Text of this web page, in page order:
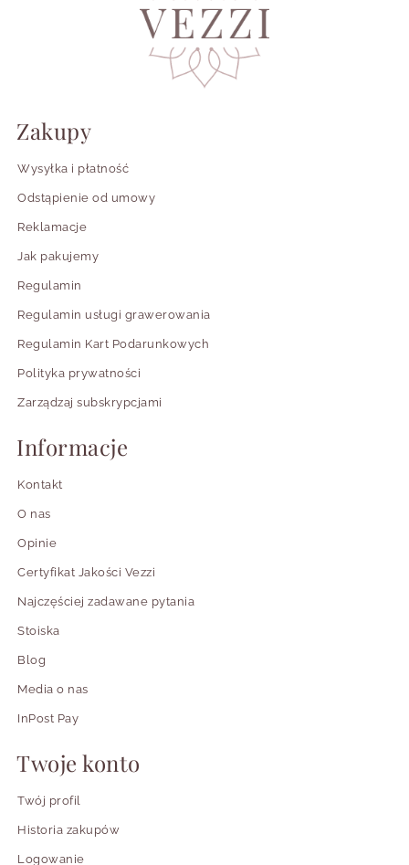
Zakupy
Wysyłka i płatność
Odstąpienie od umowy
Reklamacje
Jak pakujemy
Regulamin
Regulamin usługi grawerowania
Regulamin Kart Podarunkowych
Polityka prywatności
Zarządzaj subskrypcjami
Informacje
Kontakt
O nas
Opinie
Certyfikat Jakości Vezzi
Najczęściej zadawane pytania
Stoiska
Blog
Media o nas
InPost Pay
Twoje konto
Twój profil
Historia zakupów
Logowanie